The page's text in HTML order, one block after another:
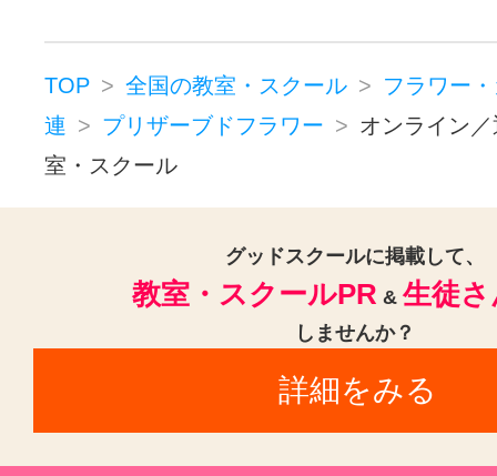
TOP 全国の教室・スクール
フラワー
連
プリザーブドフラワー
オンライン
室・スクール
グッドスクールに掲載して、
教室・スクールPR & 生徒
しませんか？
詳細をみる